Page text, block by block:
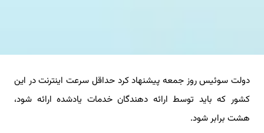
خدمات ما
درباره ما
آموزش
دولت سوئیس روز جمعه پیشنهاد کرد حداقل سرعت اینترنت در این
کشور که باید توسط ارائه دهندگان خدمات یادشده ارائه شود،
هشت برابر شود.